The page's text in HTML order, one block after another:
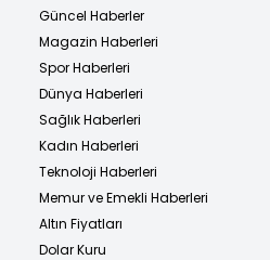
Güncel Haberler
Magazin Haberleri
Spor Haberleri
Dünya Haberleri
Sağlık Haberleri
Kadın Haberleri
Teknoloji Haberleri
Memur ve Emekli Haberleri
Altın Fiyatları
Dolar Kuru